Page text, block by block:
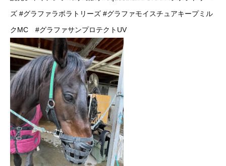
ズ #グラファラボラトリーズ #グラファモイスチュアキープミル
クMC
#グラファサンプロテクトUV